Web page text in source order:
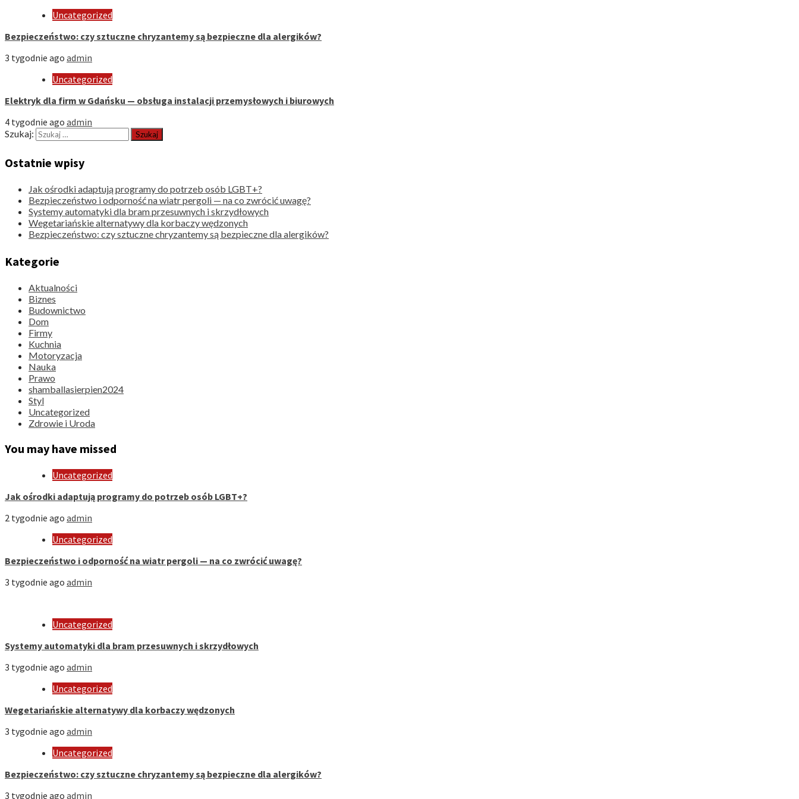
Uncategorized
Bezpieczeństwo: czy sztuczne chryzantemy są bezpieczne dla alergików?
3 tygodnie ago admin
Uncategorized
Elektryk dla firm w Gdańsku — obsługa instalacji przemysłowych i biurowych
4 tygodnie ago admin
Szukaj:
Ostatnie wpisy
Jak ośrodki adaptują programy do potrzeb osób LGBT+?
Bezpieczeństwo i odporność na wiatr pergoli — na co zwrócić uwagę?
Systemy automatyki dla bram przesuwnych i skrzydłowych
Wegetariańskie alternatywy dla korbaczy wędzonych
Bezpieczeństwo: czy sztuczne chryzantemy są bezpieczne dla alergików?
Kategorie
Aktualności
Biznes
Budownictwo
Dom
Firmy
Kuchnia
Motoryzacja
Nauka
Prawo
shamballasierpien2024
Styl
Uncategorized
Zdrowie i Uroda
You may have missed
Uncategorized
Jak ośrodki adaptują programy do potrzeb osób LGBT+?
2 tygodnie ago admin
Uncategorized
Bezpieczeństwo i odporność na wiatr pergoli — na co zwrócić uwagę?
3 tygodnie ago admin
Uncategorized
Systemy automatyki dla bram przesuwnych i skrzydłowych
3 tygodnie ago admin
Uncategorized
Wegetariańskie alternatywy dla korbaczy wędzonych
3 tygodnie ago admin
Uncategorized
Bezpieczeństwo: czy sztuczne chryzantemy są bezpieczne dla alergików?
3 tygodnie ago admin